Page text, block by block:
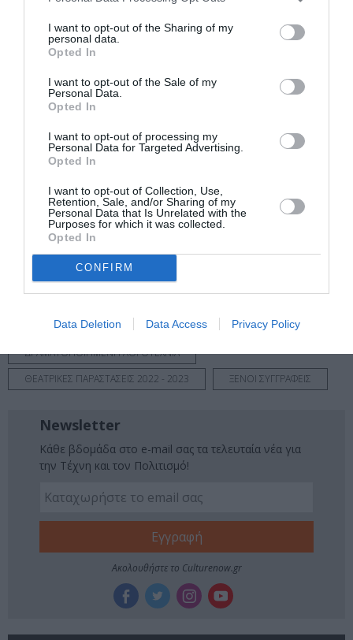
I want to opt-out of the Sharing of my
personal data.
Opted In
I want to opt-out of the Sale of my
Personal Data.
Opted In
I want to opt-out of processing my
Personal Data for Targeted Advertising.
Opted In
I want to opt-out of Collection, Use,
Retention, Sale, and/or Sharing of my
Personal Data that Is Unrelated with the
Purposes for which it was collected.
Opted In
CONFIRM
Data Deletion Data Access Privacy Policy
16€ Ζώνη Α | 14€ Ζώνη Β | 12€ Ζώνη Γ | Παιδικό/
Μαθητικό/Φοιτητικό: 10€ | Προσφορά: Όλα τα
εισιτήρια του Οκτωβρίου: 12€
Τηλ: 2103464380 |
Ακολουθήστε το Culturenow.gr στοGoogle News
μάθετε πρώτοι όλες τις ειδήσεις
Δείτε όλα τατελευταία νέαγια την Τέχνη και τον
Πολιτισμό στοCulturenow.gr
Νέοι Διαγωνισμοί❯
Tags
ΔΡΑΜΑ - ΚΟΙΝΩΝΙΚΟ - ΣΥΓΧΡΟΝΟ
ΔΡΑΜΑΤΟΠΟΙΗΜΕΝΗ ΛΟΓΟΤΕΧΝΙΑ
ΘΕΑΤΡΙΚΕΣ ΠΑΡΑΣΤΑΣΕΙΣ 2022 - 2023
ΞΕΝΟΙ ΣΥΓΓΡΑΦΕΙΣ
Newsletter
Κάθε βδομάδα στο e-mail σας τα τελευταία νέα για
την Τέχνη και τον Πολιτισμό!
Ακολουθήστε το Culturenow.gr